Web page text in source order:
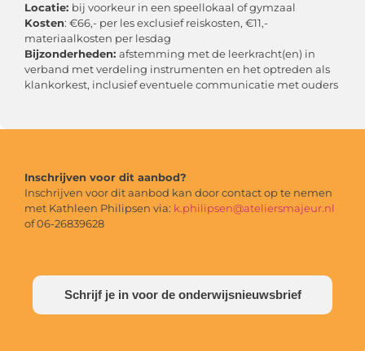
Locatie: bij voorkeur in een speellokaal of gymzaal
Kosten: €66,- per les exclusief reiskosten, €11,-
materiaalkosten per lesdag
Bijzonderheden: afstemming met de leerkracht(en) in
verband met verdeling instrumenten en het optreden als
klankorkest, inclusief eventuele communicatie met ouders
Inschrijven voor dit aanbod?
Inschrijven voor dit aanbod kan door contact op te nemen
met Kathleen Philipsen via: k.philipsen@ateliersmajeur.nl
of 06-26839628
Schrijf je in voor de onderwijsnieuwsbrief